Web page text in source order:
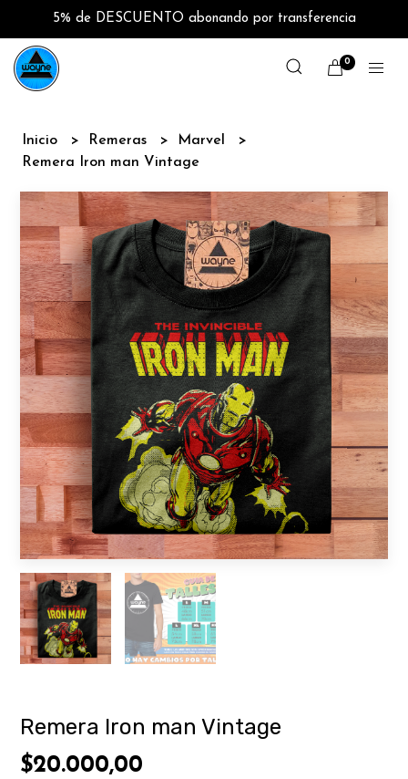
5% de DESCUENTO abonando por transferencia
0
Inicio Remeras
Marvel
Remera Iron man Vintage
Remera Iron man Vintage
$20.000,00